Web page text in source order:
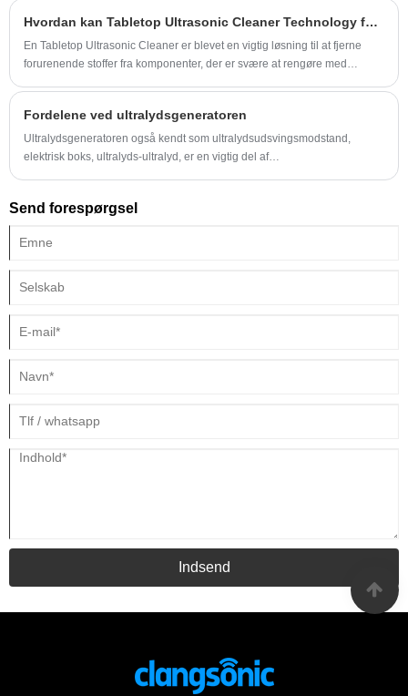
ultralydsrenserens arbejdsproces.
Hvordan kan Tabletop Ultrasonic Cleaner Technology forbedre moderne rengøringsapplikationer?
En Tabletop Ultrasonic Cleaner er blevet en vigtig løsning til at fjerne
forurenende stoffer fra komponenter, der er svære at rengøre med
man reducerer manuel drift og forbedrer proceskonsistensen.
Fordelene ved ultralydsgeneratoren
Ultralydsgeneratoren også kendt som ultralydsudsvingsmodstand,
elektrisk boks, ultralyds-ultralyd, er en vigtig del af
Send forespørgsel
Indsend